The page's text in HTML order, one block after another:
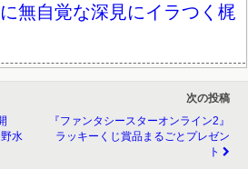
無自覚な深見にイラつく梶
水
次の投稿
『ファンタシースターオンライン2』
ラッキーくじ賞品まるごとプレゼン
ト